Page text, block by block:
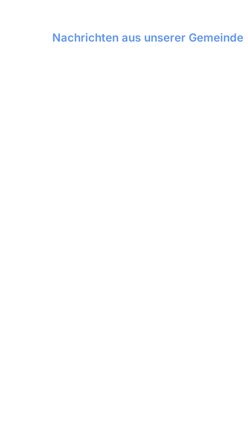
Nachrichten aus unserer Gemeinde